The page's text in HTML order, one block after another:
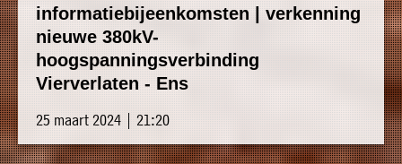
informatiebijeenkomsten | verkenning
nieuwe 380kV-
hoogspanningsverbinding
Vierverlaten - Ens
25 maart 2024 | 21:20